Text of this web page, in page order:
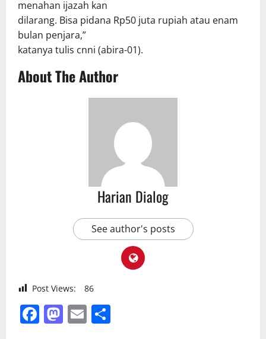
menahan ijazah kan
dilarang. Bisa pidana Rp50 juta rupiah atau enam
bulan penjara,”
katanya tulis cnni (abira-01).
About The Author
Harian Dialog
See author's posts
Post Views: 86
Facebook
Mastodon
Email